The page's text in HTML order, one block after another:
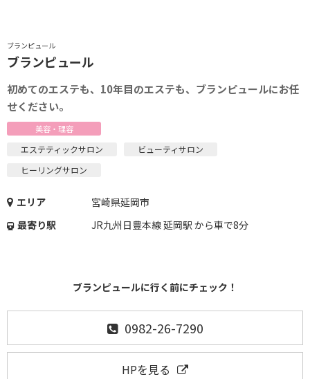
ブランピュール
ブランピュール
初めてのエステも、10年目のエステも、ブランピュールにお任
せください。
美容・理容
エステティックサロン
ビューティサロン
ヒーリングサロン
エリア
宮崎県延岡市
最寄り駅
JR九州日豊本線 延岡駅 から車で8分
ブランピュールに行く前にチェック！
0982-26-7290
HPを見る